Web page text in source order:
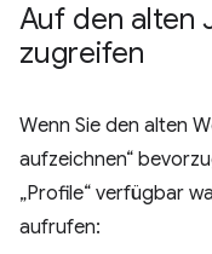
Auf den alten
zugreifen
Wenn Sie den alten
aufzeichnen“
„Profile“ verfügbar
aufrufen: